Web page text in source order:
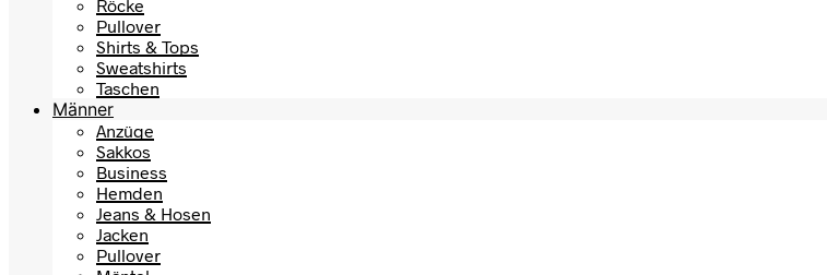
Röcke
Pullover
Shirts & Tops
Sweatshirts
Taschen
Männer
Anzüge
Sakkos
Business
Hemden
Jeans & Hosen
Jacken
Pullover